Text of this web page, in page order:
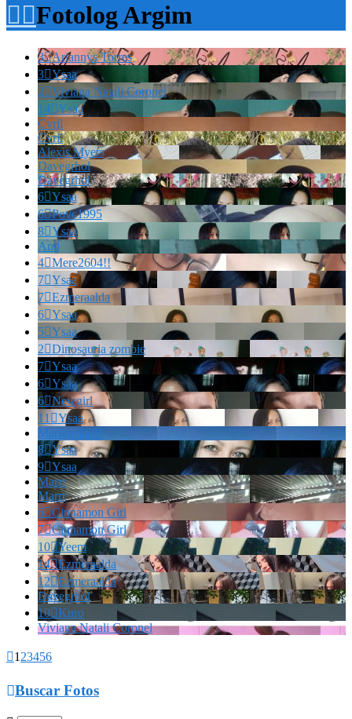
Fotolog Argim
3Ariannys Torres
3Ysaa
2Viviana Natali Coronel
14Ysaa
Cvril
Cvril
Alexis Myers
Davegrhol
Davegrhol
6Ysaa
6Povc1995
8Ysaa
And
4Mere2604!!
7Ysaa
7Ezmeraalda
6Ysaa
5Ysaa
2Dinosauria zombie
7Ysaa
6Ysaa
6Newgirl
11 Ysaa
Marianella!!!
8Ysaa
9Ysaa
Marrr
Marrr
6Cinnamon Girl
7Cinnamon Girl
10Yeem
14Ezmeraalda
12Ezmeraalda
Davegrhol
10Kuro
Viviana Natali Coronel
1 23456
Buscar Fotos